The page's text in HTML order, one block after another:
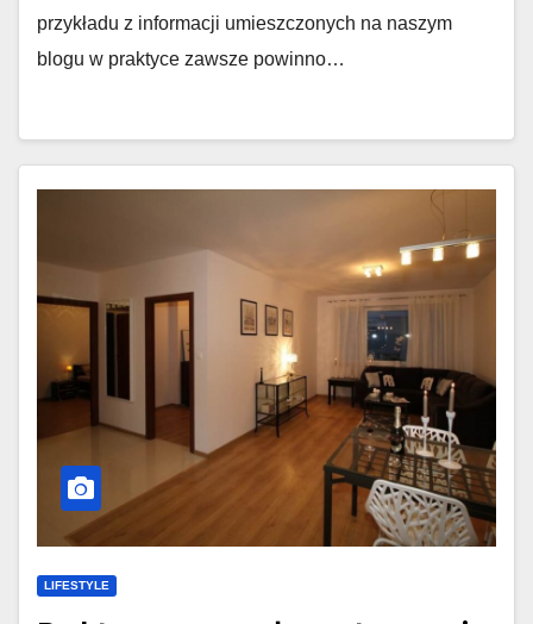
przykładu z informacji umieszczonych na naszym
blogu w praktyce zawsze powinno…
LIFESTYLE